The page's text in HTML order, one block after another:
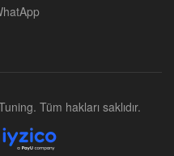
Tüm hakları saklıdır.